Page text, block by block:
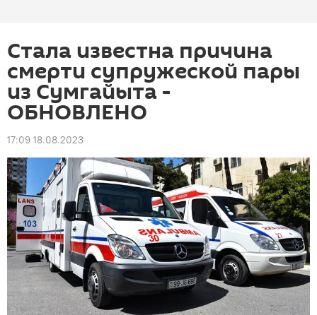
Стала известна причина
смерти супружеской пары
из Сумгайыта -
ОБНОВЛЕНО
17:09 18.08.2023